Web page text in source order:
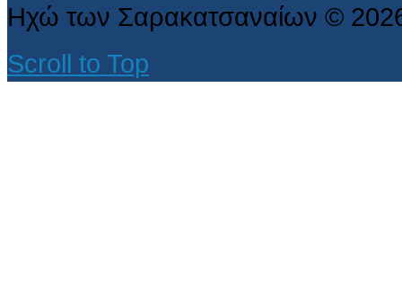
Ηχώ των Σαρακατσαναίων ©
Scroll to Top